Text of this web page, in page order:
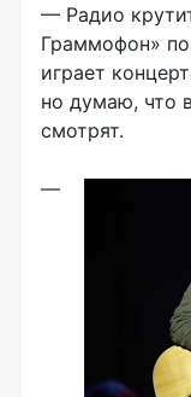
— Радио
Граммофон»
играет
но думаю, что
смотрят.
—